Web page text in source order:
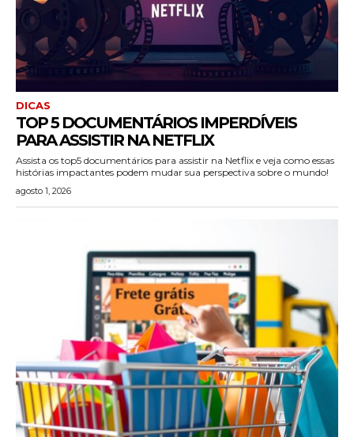
DICAS
TOP 5 DOCUMENTÁRIOS IMPERDÍVEIS
PARA ASSISTIR NA NETFLIX
Assista os top5 documentários para assistir na Netflix e veja como essas
histórias impactantes podem mudar sua perspectiva sobre o mundo!
agosto 1, 2026